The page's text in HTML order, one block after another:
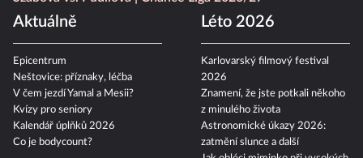
psychologické mýty
Fotbalové přestupy
ONLINE
Eventový prostor Level 9
OKTAGON 92:
Szabová vs. Pudilová
Chance Liga 2026/27
Aktuálně
Epicentrum
Neštovice: příznaky, léčba
Léto 2026
Karlovarský filmový festival